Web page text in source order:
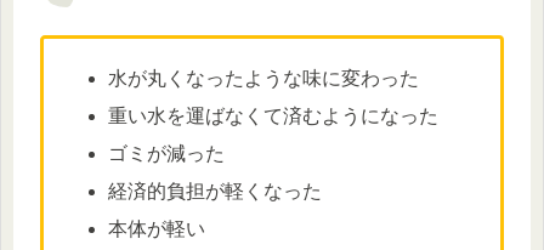
水が丸くなったような味に変わった
重い水を運ばなくて済むようになった
ゴミが減った
経済的負担が軽くなった
本体が軽い